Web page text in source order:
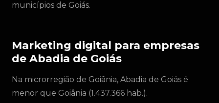
municípios de Goiás.
Marketing digital para empresas
de Abadia de Goiás
Na microrregião de Goiânia, Abadia de Goiás é
menor que Goiânia (1.437.366 hab.).